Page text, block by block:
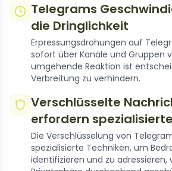
Telegrams
die Dringlichkeit
Erpressungsdrohungen auf
sofort über Kanäle und Gruppen
umgehende Reaktion ist
Verbreitung zu verhindern.
Verschlüsselte
erfordern
Die Verschlüsselung von
spezialisierte Techniken, um
identifizieren und zu adressieren,